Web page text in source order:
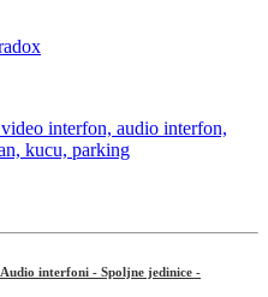
Audio interfoni - Spoljne jedinice -